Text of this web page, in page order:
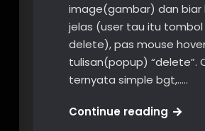
image(gambar) dan biar
jelas (user tau itu
delete), pas mouse
tulisan(popup) “delete”.
ternyata simple bgt,..…
Continue readingPopup